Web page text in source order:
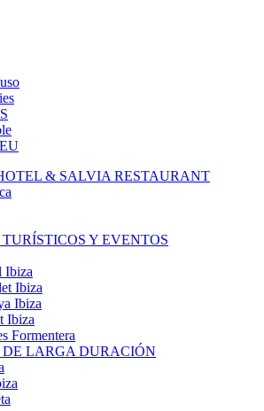
& SALVIA RESTAURANT
Y EVENTOS
Ibiza
Ibiza
Ibiza
Ibiza
Formentera
LARGA DURACIÓN